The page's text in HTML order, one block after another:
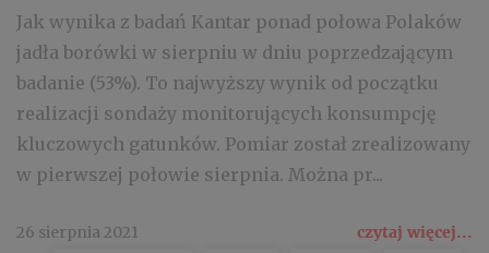
Jak wynika z badań Kantar ponad połowa Polaków
jadła borówki w sierpniu w dniu poprzedzającym
badanie (53%). To najwyższy wynik od początku
realizacji sondaży monitorujących konsumpcję
kluczowych gatunków. Pomiar został zrealizowany
w pierwszej połowie sierpnia. Można pr...
26 sierpnia 2021 czytaj więcej...